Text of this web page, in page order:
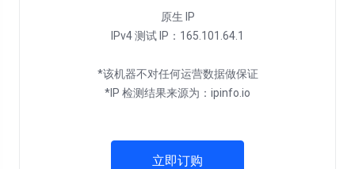
原生 IP
IPv4 测试 IP：165.101.64.1
*该机器不对任何运营数据做保证
*IP 检测结果来源为：ipinfo.io
立即订购